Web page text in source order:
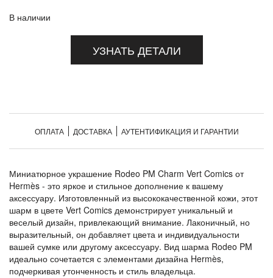
В наличии
УЗНАТЬ ДЕТАЛИ
ОПЛАТА ДОСТАВКА АУТЕНТИФИКАЦИЯ И ГАРАНТИИ
Миниатюрное украшение Rodeo PM Charm Vert Comics от
Hermès - это яркое и стильное дополнение к вашему
аксессуару. Изготовленный из высококачественной кожи, этот
шарм в цвете Vert Comics демонстрирует уникальный и
веселый дизайн, привлекающий внимание. Лаконичный, но
выразительный, он добавляет цвета и индивидуальности
вашей сумке или другому аксессуару. Вид шарма Rodeo PM
идеально сочетается с элементами дизайна Hermès,
подчеркивая утонченность и стиль владельца.